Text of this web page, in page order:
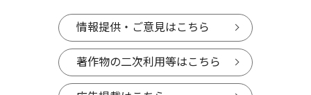
情報提供・ご意見はこちら
著作物の二次利用等はこちら